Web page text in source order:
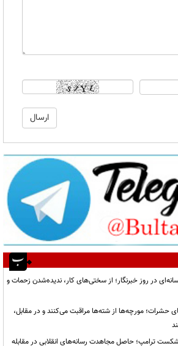
در روز خبرنگار؛ از سختی‌های کار، ندیده‌شدن زحمات و
حشرات؛ مورچه‌ها از شته‌ها مراقبت می‌کنند و در مقابل،
ترامپ؛ حاصل مجاهدت رسانه‌های انقلابی در مقابله